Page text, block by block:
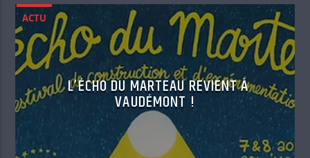
ACTU
L’ÉCHO DU MARTEAU REVIENT À
VAUDÉMONT !